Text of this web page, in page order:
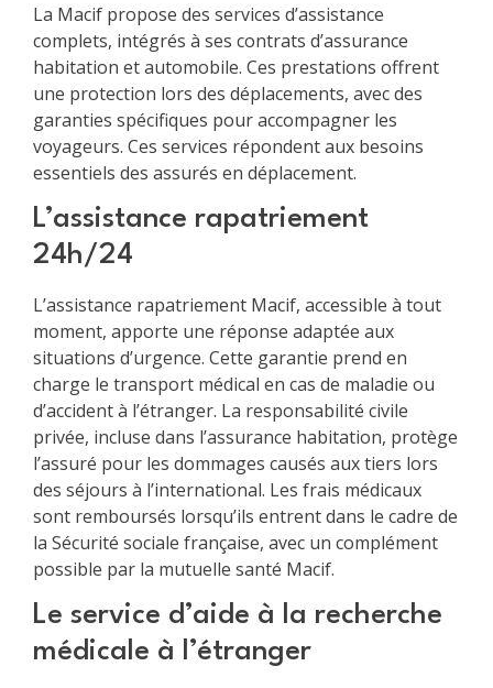
La Macif propose des services d’assistance
complets, intégrés à ses contrats d’assurance
habitation et automobile. Ces prestations offrent
une protection lors des déplacements, avec des
garanties spécifiques pour accompagner les
voyageurs. Ces services répondent aux besoins
essentiels des assurés en déplacement.
L’assistance rapatriement
24h/24
L’assistance rapatriement Macif, accessible à tout
moment, apporte une réponse adaptée aux
situations d’urgence. Cette garantie prend en
charge le transport médical en cas de maladie ou
d’accident à l’étranger. La responsabilité civile
privée, incluse dans l’assurance habitation, protège
l’assuré pour les dommages causés aux tiers lors
des séjours à l’international. Les frais médicaux
sont remboursés lorsqu’ils entrent dans le cadre de
la Sécurité sociale française, avec un complément
possible par la mutuelle santé Macif.
Le service d’aide à la recherche
médicale à l’étranger